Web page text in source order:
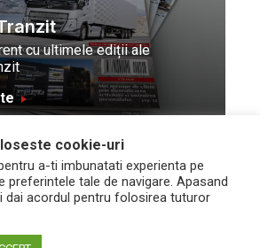
cu ultimele ediții ale
Design by
and development by Neo
Vision Technologies
cookie-uri
a-ti imbunatati experienta pe
preferintele tale de navigare. Apasand
dai acordul pentru folosirea tuturor